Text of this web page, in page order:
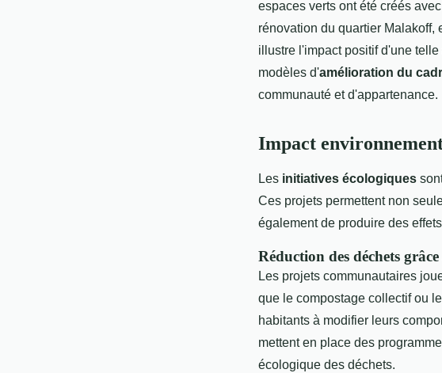
espaces verts ont été créés
rénovation du quartier Malakoff,
illustre l'impact positif d'une
modèles d'amélioration du
communauté et d'appartenance.
Impact
Les initiatives écologiques
Ces projets permettent non
également de produire des
Réduction des déchets
Les projets communautaires
que le compostage collectif ou
habitants à modifier leurs
mettent en place des
écologique des déchets.